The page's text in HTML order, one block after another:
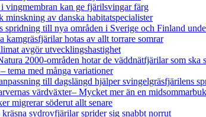
vingmembran kan ge fjärilsvingar färg
minskning av danska habitatspecialister
spridning till nya områden i Sverige och Finland
kamgräsfjärilar hotas av allt torrare somrar
avgör utvecklingshastighet
2000-områden hotar de väddnätfjärilar som ska
tema med många variationer
till dagslängd hjälper svingelgräsfjärilens
värdväxter– Mycket mer än en
migrerar söderut allt senare
sydrovfjärilar sprider sig snabbt norrut